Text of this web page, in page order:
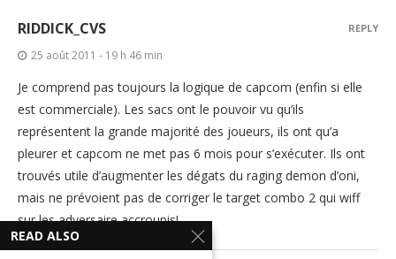
RIDDICK_CVS
25 août 2011 - 19 h 46 min
Je comprend pas toujours la logique de capcom (enfin si elle
est commerciale). Les sacs ont le pouvoir vu qu’ils
représentent la grande majorité des joueurs, ils ont qu’a
pleurer et capcom ne met pas 6 mois pour s’exécuter. Ils ont
trouvés utile d’augmenter les dégats du raging demon d’oni,
mais ne prévoient pas de corriger le target combo 2 qui wiff
sur les adversaire accroupis!
REPLY
READ ALSO